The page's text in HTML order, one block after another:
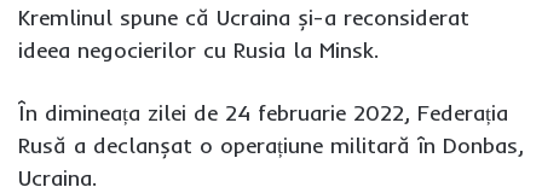
Kremlinul spune că Ucraina și-a reconsiderat
ideea negocierilor cu Rusia la Minsk.
În dimineața zilei de 24 februarie 2022, Federația
Rusă a declanșat o operațiune militară în Donbas,
Ucraina.